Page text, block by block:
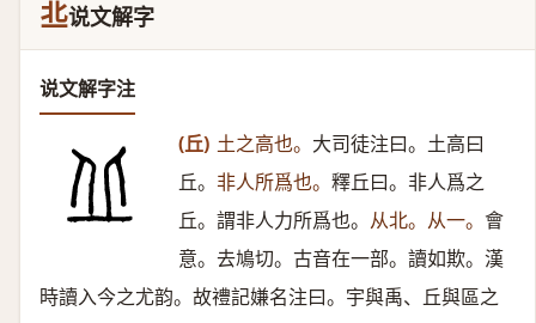
丠说文解字
说文解字注
(丘) 土之高也。 大司徒注曰。土高曰
丘。 非人所爲也。 釋丘曰。非人爲之
丘。謂非人力所爲也。 从北。从一。 會
意。去鳩切。古音在一部。讀如欺。漢
時讀入今之尤韵。故禮記嫌名注曰。宇與禹、丘與區之